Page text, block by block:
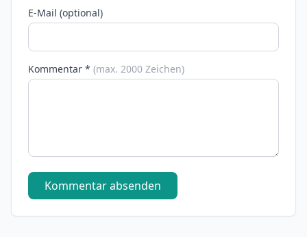
E-Mail (optional)
Kommentar * (max. 2000 Zeichen)
Kommentar absenden